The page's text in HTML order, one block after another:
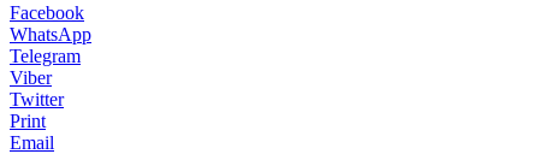
Facebook
WhatsApp
Telegram
Viber
Twitter
Print
Email